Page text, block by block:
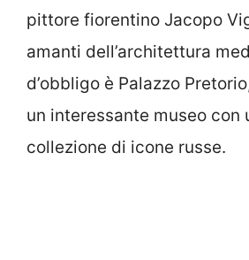
pittore fiorentino Jacopo
amanti dell’architettura
d’obbligo è Palazzo
un interessante museo con
collezione di icone russe.